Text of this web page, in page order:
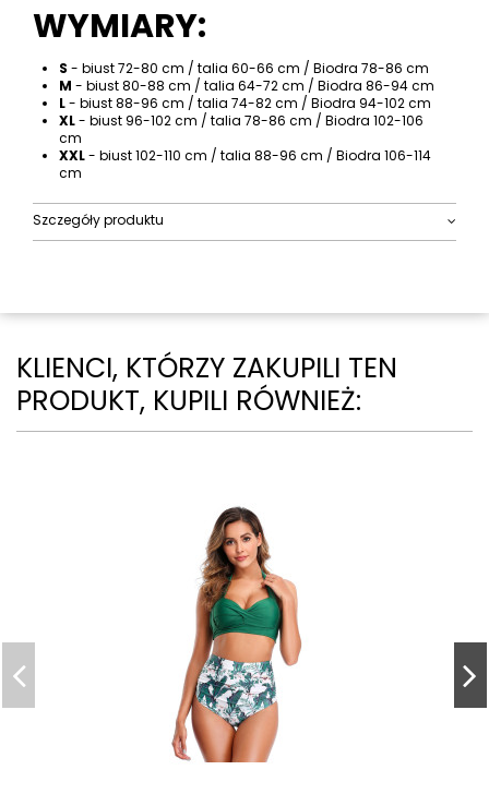
WYMIARY:
S - biust 72-80 cm / talia 60-66 cm / Biodra 78-86 cm
M - biust 80-88 cm / talia 64-72 cm / Biodra 86-94 cm
L- biust 88-96 cm / talia 74-82 cm / Biodra 94-102 cm
XL- biust 96-102 cm / talia 78-86 cm / Biodra 102-106
cm
XXL- biust 102-110 cm / talia 88-96 cm / Biodra 106-114
cm
Szczegóły produktu
KLIENCI, KTÓRZY ZAKUPILI TEN
PRODUKT, KUPILI RÓWNIEŻ: